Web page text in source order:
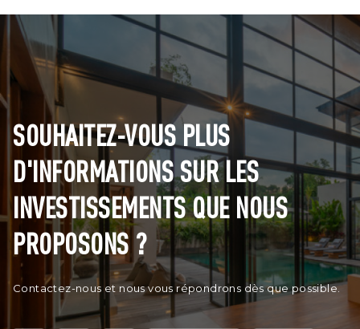
SOUHAITEZ-VOUS PLUS
D'INFORMATIONS SUR LES
INVESTISSEMENTS QUE NOUS
PROPOSONS ?
Contactez-nous et nous vous répondrons dès que possible.